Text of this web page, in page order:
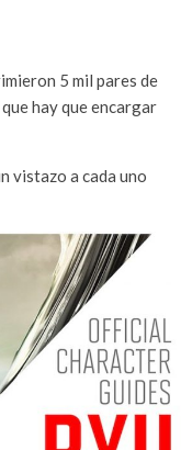
5 mil pares de
hay que encargar
vistazo a cada uno